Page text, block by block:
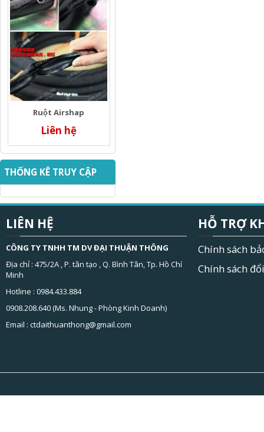
Ruột Airshap
Liên hệ
THỐNG KÊ TRUY CẬP
LIÊN HỆ
CÔNG TY TNHH TM DV ĐẠI THUẬN THÔNG
Địa chỉ : 475/2A , P. tân tạo , Q. Bình Tân, Tp. Hồ Chí
Minh
Hotline : 0984.433.884
0908.208.640 (Ms. Nhung - Phòng Kinh Doanh)
Email : ctdaithuanthong@gmail.com
HỖ TRỢ
Chính sách
Chính sách